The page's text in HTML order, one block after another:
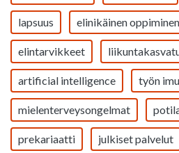
lapsuus elinikäinen oppiminen
elintarvikkeet
artificial intelligence työn imu
mielenterveysongelmat
prekariaatti julkiset palvelut